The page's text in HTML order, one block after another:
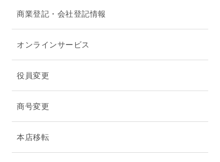
商業登記・会社登記情報
オンラインサービス
役員変更
商号変更
本店移転